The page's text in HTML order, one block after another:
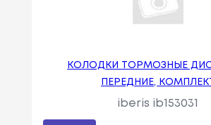
КОЛОДКИ ТОРМОЗНЫЕ
ПЕРЕДНИЕ, КОМПЛЕКТ
iberis ib153031